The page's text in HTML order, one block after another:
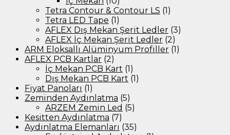
Tetra Contour & Contour LS (1)
Tetra LED Tape (1)
AFLEX Dış Mekan Şerit Ledler (3)
AFLEX İç Mekan Şerit Ledler (2)
ARM Eloksallı Alüminyum Profiller (1)
AFLEX PCB Kartlar (2)
İç Mekan PCB Kart (1)
Dış Mekan PCB Kart (1)
Fiyat Panoları (1)
Zeminden Aydınlatma (5)
ARZEM Zemin Led (5)
Kesitten Aydınlatma (7)
Aydınlatma Elemanları (35)